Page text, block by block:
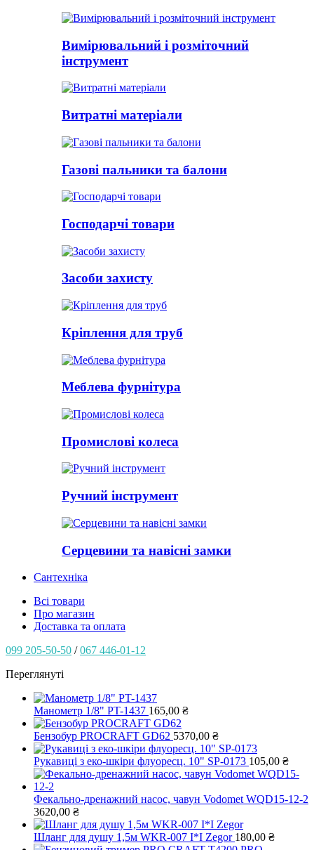
Вимірювальний і розміточний
інструмент
Витратні матеріали
Газові пальники та балони
Господарчі товари
Засоби захисту
Кріплення для труб
Меблева фурнітура
Промислові колеса
Ручний інструмент
Серцевини та навісні замки
Сантехніка
Всі товари
Про магазин
Доставка та оплата
099 205-50-50 /067 446-01-12
Переглянуті
Манометр 1/8" PT-1437 165,00 ₴
Бензобур PROCRAFT GD62 5370,00 ₴
Рукавиці з еко-шкіри флуоресц. 10" SP-0173 105,00 ₴
Фекально-дренажний насос, чавун Vodomet WQD15-12-2
3620,00 ₴
Шланг для душу 1,5м WKR-007 I*I Zegor 180,00 ₴